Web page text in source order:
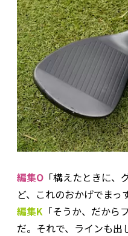
編集O 「構えたときに
ど、これのおかげでまっ
編集K 「そうか、だから
だ。それで、ラインも出